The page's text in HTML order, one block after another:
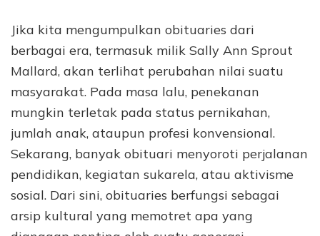
Jika kita mengumpulkan obituaries dari
berbagai era, termasuk milik Sally Ann Sprout
Mallard, akan terlihat perubahan nilai suatu
masyarakat. Pada masa lalu, penekanan
mungkin terletak pada status pernikahan,
jumlah anak, ataupun profesi konvensional.
Sekarang, banyak obituari menyoroti perjalanan
pendidikan, kegiatan sukarela, atau aktivisme
sosial. Dari sini, obituaries berfungsi sebagai
arsip kultural yang memotret apa yang